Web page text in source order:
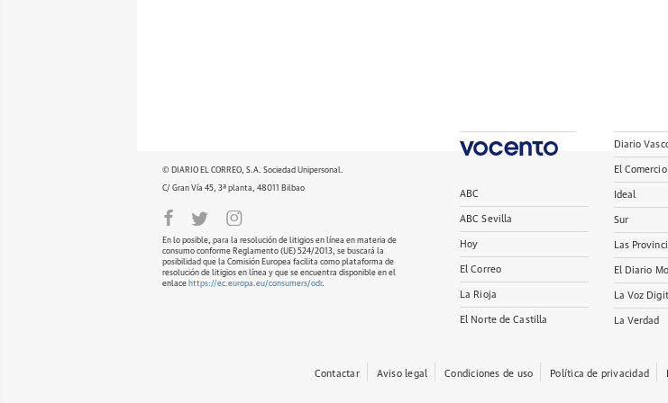
© DIARIO EL CORREO, S.A. Sociedad Unipersonal.
C/ Gran Vía 45, 3ª planta, 48011 Bilbao
En lo posible, para la resolución de litigios en línea en materia de
consumo conforme Reglamento (UE) 524/2013, se buscará la
posibilidad que la Comisión Europea facilita como plataforma de
resolución de litigios en línea y que se encuentra disponible en el
enlace https://ec.europa.eu/consumers/odr.
ABC
ABC Sevilla
Hoy
El Correo
La Rioja
El Norte de Castilla
Diario
El Comercio
Ideal
Sur
Las
El Diario
La Voz
La Verdad
Contactar Aviso legal Condiciones de uso Política de privacidad